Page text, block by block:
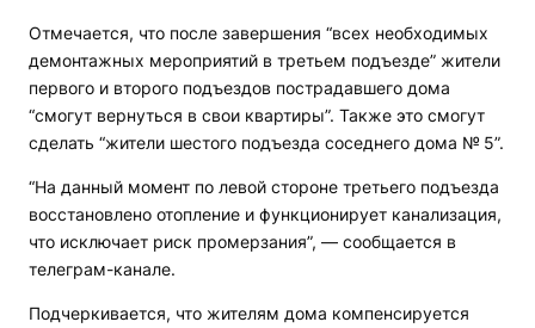
Отмечается, что после завершения “всех необходимых
демонтажных мероприятий в третьем подъезде” жители
первого и второго подъездов пострадавшего дома
“смогут вернуться в свои квартиры”. Также это смогут
сделать “жители шестого подъезда соседнего дома № 5”.
“На данный момент по левой стороне третьего подъезда
восстановлено отопление и функционирует канализация,
что исключает риск промерзания”, — сообщается в
телеграм-канале.
Подчеркивается, что жителям дома компенсируется